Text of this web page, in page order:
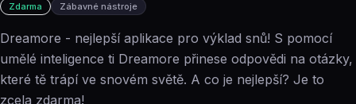
Zdarma Zábavné nástroje
Dreamore - nejlepší aplikace pro výklad snů! S pomocí
umělé inteligence ti Dreamore přinese odpovědi na otázky,
které tě trápí ve snovém světě. A co je nejlepší? Je to
zcela zdarma!